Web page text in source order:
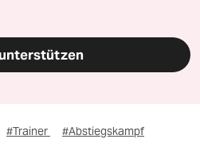
#Trainer #Abstiegskampf